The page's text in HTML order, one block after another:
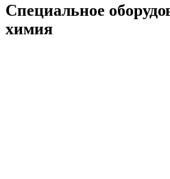
Специальное
химия